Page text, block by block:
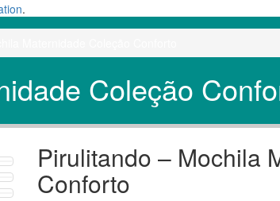
.
Coleção
Pirulitando – Mochila
Conforto